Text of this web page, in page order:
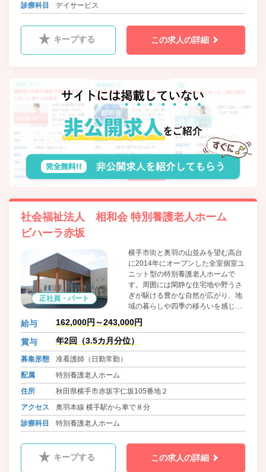
診療科目
デイサービス
キープする この求人の詳細
社会福祉法人 相和会 特別養護老人ホーム
ビハーラ赤坂
正社員・パート
横手市街と奥羽の山並みを望む高台
に2014年にオープンした全室個室ユ
ニット型の特別養護老人ホームで
す。周囲には閑静な住宅地や野うさ
ぎが駆ける豊かな自然が広がり、地
域の暮らしや四季の移ろいを感じる
ことができます。 施設名「ビハー
ラ」はサンスクリット語で「安住・
休養の場所」を意味します。当施設
者一人ひとりの個性や生活リズムを
ットケアに取り組んでおり、日々の
暮らしの中で「心身のやすらぎ・く
つろぎ」を感じていただけるよう心
給与 162,000円～243,000円
賞与 年2回（3.5カ月分位）
募集形態
准看護師（日勤常勤）
配属
特別養護老人ホーム
住所
秋田県横手市赤坂字仁坂105番地２
アクセス
奥羽本線 横手駅から車で８分
診療科目
特別養護老人ホーム
キープする この求人の詳細